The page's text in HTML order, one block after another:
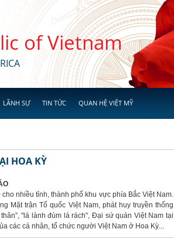
of Vietnam
LÃNH SỰ TIN TỨC QUAN HỆ VIỆT MỸ
HOA KỲ
nhiều tỉnh, thành phố khu vực phía Bắc Việt Nam.
Mặt trận Tổ quốc Việt Nam, phát huy truyền thống
"lá lành đùm lá rách", Đại sứ quán Việt Nam tại
các cá nhân, tổ chức người Việt Nam ở Hoa Kỳ...